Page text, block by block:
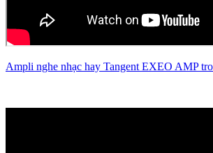
Ampli nghe nhạc hay Tangent EXEO AMP